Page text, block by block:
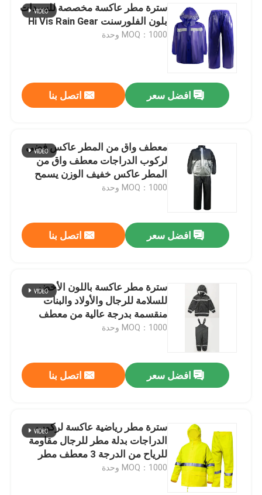
سترة مطر عاكسة مخصصة للسيدات
بلون الفلورسنت Hi Vis Rain Gear
MOQ：1000 وحدة
افضل سعر اتصل بنا
معطف واق من المطر عاكس فضي
لركوب الدراجات معطف واق من
المطر عاكس خفيف الوزن يسمح
بمرور الهواء مع غطاء محرك السيارة
MOQ：1000 وحدة
افضل سعر اتصل بنا
سترة مطر عاكسة باللون الأخضر
للسلامة للرجال والأولاد والبنات
منقسمة بدرجة عالية من معطف
المطر
MOQ：1000 وحدة
افضل سعر اتصل بنا
سترة مطر رياضية عاكسة لركوب
الدراجات بدلة مطر للرجال مقاومة
للرياح من الدرجة 3 معطف مطر
MOQ：1000 وحدة